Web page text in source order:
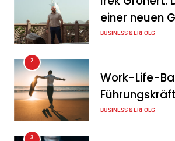
zweiten Quartal
Intersolar-
Warum
zum
der
einer neuen
von
BUSINESS & ERFOLG
2
Work-Life-
oder echte
BUSINESS & ERFOLG
3